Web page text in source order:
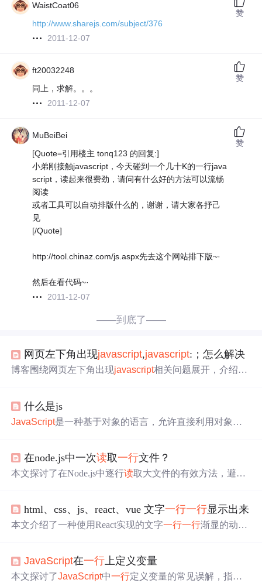
WaistCoat06
http://www.sharejs.com/subject/376
2011-12-07
赞
ft20032248
同上，求解。。。
2011-12-07
赞
MuBeiBei
[Quote=引用楼主 tonq123 的回复:]
小弟刚接触javascript，今天碰到一个几十K的一行java
script，读起来很费劲，请问有什么好的方法可以流畅
阅读
或者工具可以自动排版什么的，谢谢，请大家各抒己
见
[/Quote]
http://tool.chinaz.com/js.aspx先去这个网站排下版~·
然后在看代码~·
2011-12-07
赞
——到底了——
网页左下角出现javascript,javascript:；怎么解决
博客围绕网页左下角出现javascript相关问题展开，介绍了
别、读一行执行
什么是js
JavaScript是一种基于对象的语言，允许直接利用对象进
行 执行一行，提高了交互性。这种语言在网页和应用程序
中广泛用于增加交互性和动态功能。
在node.js中一次读取一行文件？
本文探讨了在Node.js中逐行读取大文件的有效方法，避免
html、css、js、react、vue 文字一行一行显示出来
本文介绍了一种使用React实现的文字一行一行渐显的动画
JavaScript在一行上定义变量
本文探讨了JavaScript中一行定义变量的常见误解，指出